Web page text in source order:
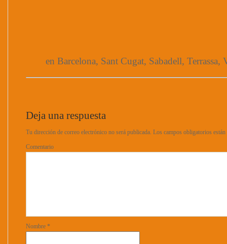
en Barcelona, Sant Cugat, Sabadell, Terrassa,
Deja una respuesta
Tu dirección de correo electrónico no será publicada. Los campos obligatorios
Comentario
Nombre *